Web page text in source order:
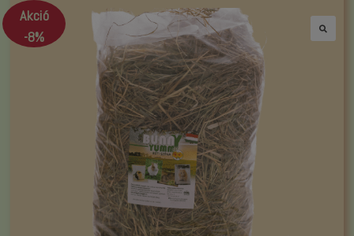
Akció
-8%